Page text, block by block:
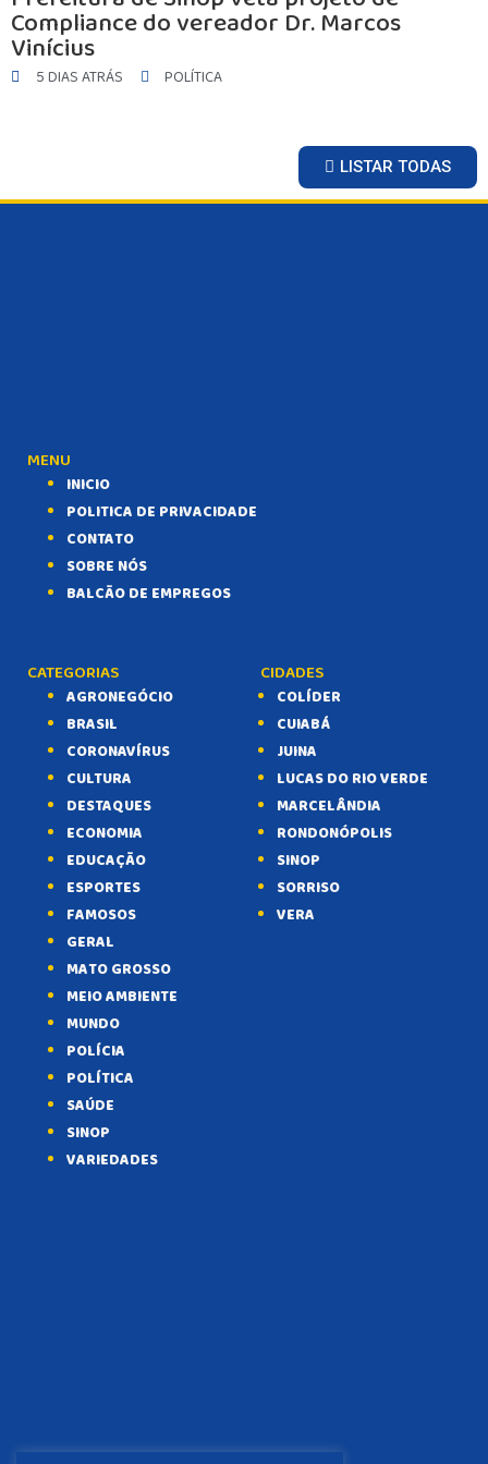
Compliance do vereador Dr. Marcos
Vinícius
5 DIAS ATRÁS POLÍTICA
LISTAR TODAS
MENU
INICIO
POLITICA DE PRIVACIDADE
CONTATO
SOBRE NÓS
BALCÃO DE EMPREGOS
CATEGORIAS
AGRONEGÓCIO
BRASIL
CORONAVÍRUS
CULTURA
DESTAQUES
ECONOMIA
EDUCAÇÃO
ESPORTES
FAMOSOS
GERAL
MATO GROSSO
MEIO AMBIENTE
MUNDO
POLÍCIA
POLÍTICA
SAÚDE
SINOP
VARIEDADES
CIDADES
COLÍDER
CUIABÁ
JUINA
LUCAS DO RIO VERDE
MARCELÂNDIA
RONDONÓPOLIS
SINOP
SORRISO
VERA
SAÚDE
MATO GROSSO
POLÍCIA
BALCÃO DE EMPREGOS